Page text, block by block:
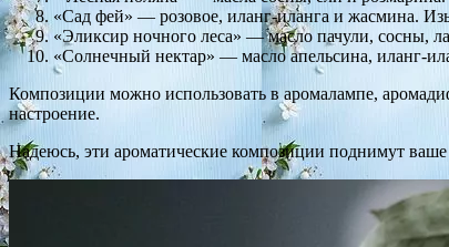
«Сад фей» — розовое, иланг-иланга и жасмина.
«Эликсир ночного леса» — масло пачули, сосны,
«Солнечный нектар» — масло апельсина, иланг-
Композиции можно использовать в аромалампе,
настроение.
Надеюсь, эти ароматические композиции поднимут